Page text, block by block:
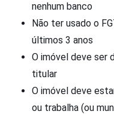
nenhum banco
Não ter usado o
últimos 3 anos
O imóvel deve ser
titular
O imóvel deve
ou trabalha (ou